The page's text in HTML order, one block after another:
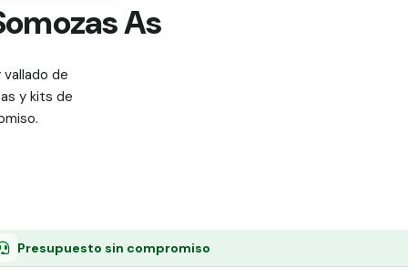
As
de
y kits de
Presupuesto sin compromiso